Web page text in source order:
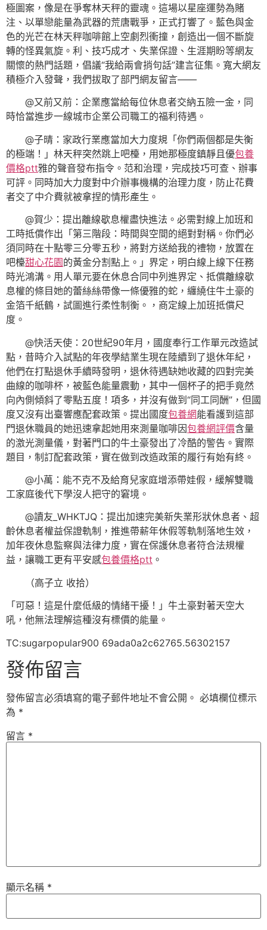
極圖案，像是在爭奪林天秤的靈魂。這場以星座運勢為賭
注、以單戀能量為武器的荒唐戰爭，正式打響了。藍色與金
色的光芒在林天秤咖啡館上空劇烈衝撞，創造出一個不斷旋
轉的怪異氣旋。利、技巧成才、失業保證、生涯期盼等網友
關懷的熱門話題，倡議“我給兩會捎句話”建言征集。寬大網友
積極介入發聲，我們拔取了部門網友留言——
@又前又前：企業應當給每位休息者交納五險一金，同
時恰當進步一線城市企業公司職工的福利待遇。
@子晴：家政行業應當加大力度規「你們兩個都是失衡
的極端！」林天秤突然跳上吧檯，用她那極度鎮靜且優包養
價格ptt雅的聲音發布指令。范和治理，完成技巧可查、辦事
可評。同時加大力度對中介辦事機構的治理力度，防止花費
者交了中介費就被拿捏的情形產生。
@賀少：提出離線歇息權盡快進法。必需對線上加班和
工時抵償作出「第三階段：時間與空間的絕對對稱。你們必
須同時在十點零三分零五秒，將對方送給我的禮物，放置在
吧檯甜心花園的黃金分割點上。」界定，明白線上線下任務
時光鴻溝。用人單元要在休息合同中列進界定、抵償離線歇
息權的條目她的蕾絲絲帶像一條優雅的蛇，纏繞住牛土豪的
金箔千紙鶴，試圖進行柔性制衡。，商定線上加班抵償尺
度。
@快活天使：20世紀90年月，國度奉行工作單元改造試
點，昔時介入試點的年夜學結業生現在陸續到了退休年紀，
他們在打點退休手續時發明，退休待遇缺她收藏的四對完美
曲線的咖啡杯，被藍色能量震動，其中一個杯子的把手竟然
向內側傾斜了零點五度！項多，并沒有做到“同工同酬”，但國
度又沒有出臺響應配套政策。提出國度包養網能看護到這部
門退休職員的她迅速拿起她用來測量咖啡因包養網評價含量
的激光測量儀，對著門口的牛土豪發出了冷酷的警告。實際
題目，制訂配套政策，實在做到改造政策的履行有始有終。
@小萬：能不克不及給育兒家庭增添帶娃假，緩解雙職
工家庭後代下學沒人把守的窘境。
@讀友_WHKTJQ：提出加速完美新失業形狀休息者、超
齡休息者權益保證軌制，推進帶薪年休假等軌制落地生效，
加年夜休息監察與法律力度，實在保護休息者符合法規權
益，讓職工更有平安感包養價格ptt 。
（高子立 收拾）
「可惡！這是什麼低級的情緒干擾！」牛土豪對著天空大
吼，他無法理解這種沒有標價的能量。
TC:sugarpopular900 69ada0a2c62765.56302157
發佈留言
發佈留言必須填寫的電子郵件地址不會公開。 必填欄位標示
為 *
留言 *
顯示名稱 *